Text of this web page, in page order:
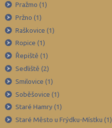
Mělník (80)
Mladá Boleslav (96)
Most (73)
Náchod (98)
Nymburk (89)
Olomouc (205)
Opava (135)
Pražmo (1)
Pržno (1)
Raškovice (1)
Ropice (1)
Řepiště (1)
Sedliště (2)
Smilovice (1)
Soběšovice (1)
Staré Hamry (1)
Staré Město u Frýdku-Místku (1)